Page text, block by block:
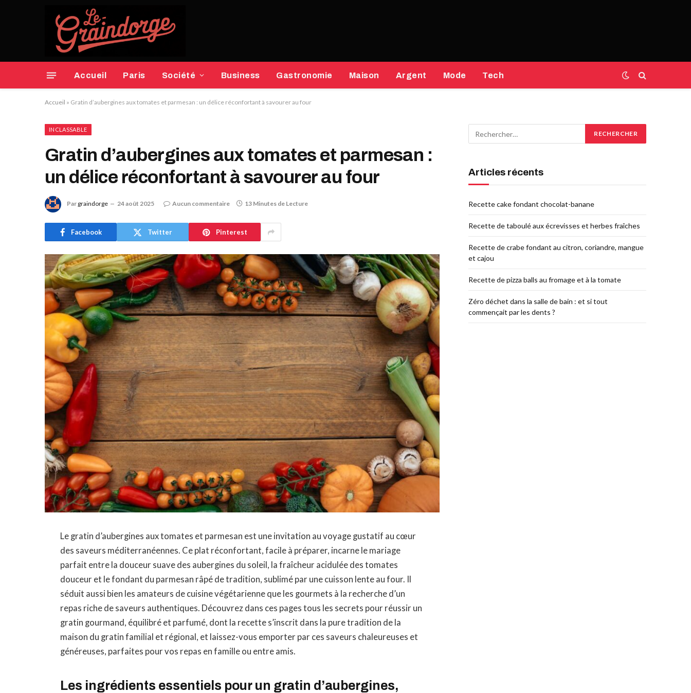
Accueil Paris Société Business Gastronomie Maison Argent Mode Tech
Accueil » Gratin d’aubergines aux tomates et parmesan : un délice réconfortant à savourer au four
INCLASSABLE
Gratin d’aubergines aux tomates et parmesan :
un délice réconfortant à savourer au four
Par graindorge 24 août 2025 Aucun commentaire 13 Minutes de Lecture
Facebook Twitter Pinterest
Le gratin d’aubergines aux tomates et parmesan est une invitation au voyage gustatif au cœur
des saveurs méditerranéennes. Ce plat réconfortant, facile à préparer, incarne le mariage
parfait entre la douceur suave des aubergines du soleil, la fraîcheur acidulée des tomates
douceur et le fondant du parmesan râpé de tradition, sublimé par une cuisson lente au four. Il
séduit aussi bien les amateurs de cuisine végétarienne que les gourmets à la recherche d’un
repas riche de saveurs authentiques. Découvrez dans ces pages tous les secrets pour réussir un
gratin gourmand, équilibré et parfumé, dont la recette s’inscrit dans la pure tradition de la
maison du gratin familial et régional, et laissez-vous emporter par ces saveurs chaleureuses et
généreuses, parfaites pour vos repas en famille ou entre amis.
Les ingrédients essentiels pour un gratin d’aubergines,
Articles récents
Recette cake fondant chocolat-banane
Recette de taboulé aux écrevisses et herbes fraîches
Recette de crabe fondant au citron, coriandre, mangue
et cajou
Recette de pizza balls au fromage et à la tomate
Zéro déchet dans la salle de bain : et si tout
commençait par les dents ?